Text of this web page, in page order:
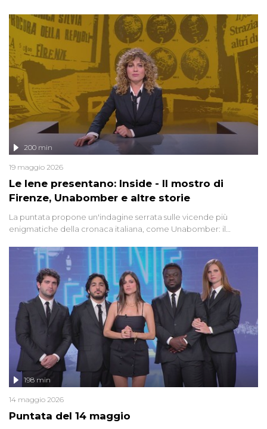
Le Iene presentano: Inside - Il mostro di
Firenze, Unabomber e altre storie
200 min
19 maggio 2026
La puntata propone un'indagine serrata sulle vicende più
enigmatiche della cronaca italiana, come Unabomber: il
'90 e il 2000 che, inquietantemente, potrebbe essere ancora in
libertà. Lo speciale affronta inoltre le zone d'ombra sul Mostro di
Firenze, le cui responsabilità appaiono ancora oggi avvolte in un
groviglio di dubbi mai chiariti. Nel corso dello speciale anche
l'intervista inedita a Olindo Romano, realizzata ne...
Puntata del 14 maggio
198 min
14 maggio 2026